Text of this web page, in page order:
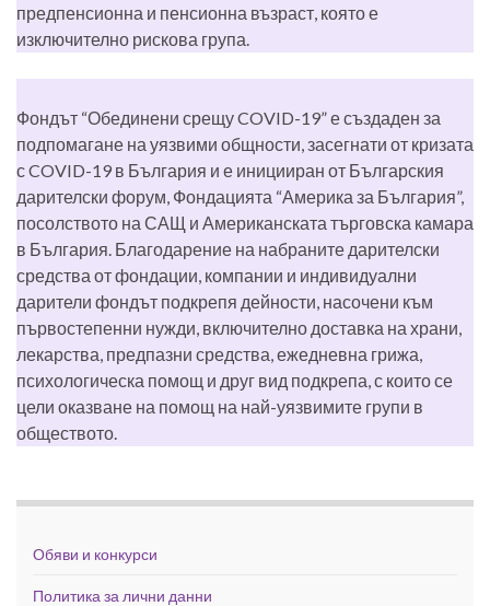
предпенсионна и пенсионна възраст, която е
изключително рискова група.
Фондът “Обединени срещу COVID-19” е създаден за
подпомагане на уязвими общности, засегнати от кризата
с COVID-19 в България и е иницииран от Българския
дарителски форум, Фондацията “Америка за България”,
посолството на САЩ и Американската търговска камара
в България. Благодарение на набраните дарителски
средства от фондации, компании и индивидуални
дарители фондът подкрепя дейности, насочени към
първостепенни нужди, включително доставка на храни,
лекарства, предпазни средства, ежедневна грижа,
психологическа помощ и друг вид подкрепа, с които се
цели оказване на помощ на най-уязвимите групи в
обществото.
Обяви и конкурси
Политика за лични данни